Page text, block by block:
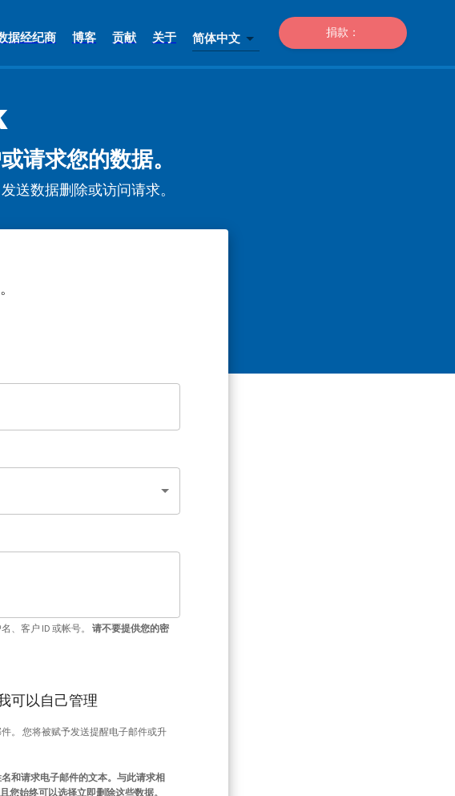
据经纪商 博客 贡献 关于 简体中文 捐款：
请求您的数据。
送数据删除或访问请求。
、客户 ID 或帐号。 请不要提供您的密
可以自己管理
。 您将被赋予发送提醒电子邮件或升
和请求电子邮件的文本。与此请求相
您始终可以选择立即删除这些数据。